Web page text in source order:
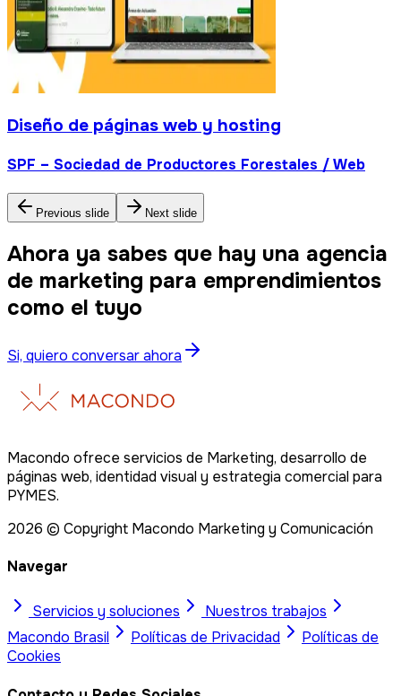
Diseño de páginas web y hosting
SPF – Sociedad de Productores Forestales / Web
Previous slide Next slide
Ahora ya sabes que hay una agencia
de marketing para emprendimientos
como el tuyo
Si, quiero conversar ahora
Macondo ofrece servicios de Marketing, desarrollo de
páginas web, identidad visual y estrategia comercial para
PYMES.
2026 © Copyright Macondo Marketing y Comunicación
Navegar
Servicios y soluciones
Nuestros trabajos
Macondo Brasil Políticas de Privacidad
Políticas de
Cookies